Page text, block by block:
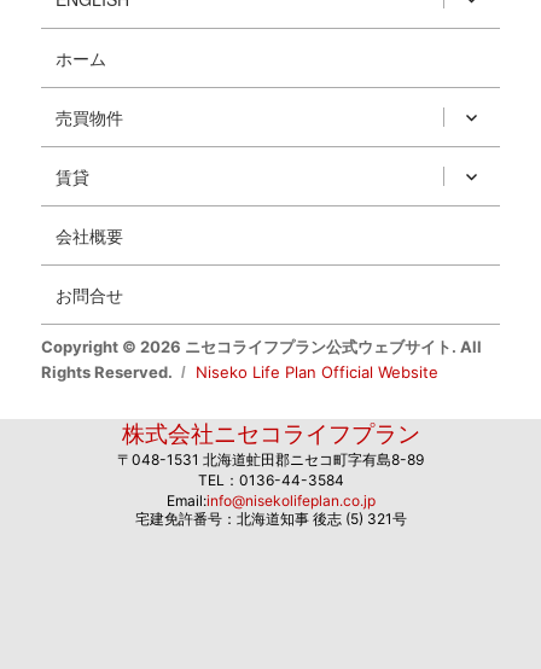
ホーム
売買物件
賃貸
会社概要
お問合せ
Copyright © 2026 ニセコライフプラン公式ウェブサイト. All
Rights Reserved.
Niseko Life Plan Official Website
株式会社ニセコライフプラン
〒048-1531 北海道虻田郡ニセコ町字有島8-89
TEL：0136-44-3584
Email:info@nisekolifeplan.co.jp
宅建免許番号：北海道知事 後志 (5) 321号